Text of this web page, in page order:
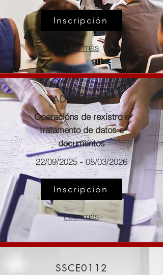
Inscripción
Leer más
ADGG0508
Operacións de rexistro e
tratamento de datos e
documentos
22/09/2025 - 05/03/2026
Inscripción
Leer más
SSCE0112